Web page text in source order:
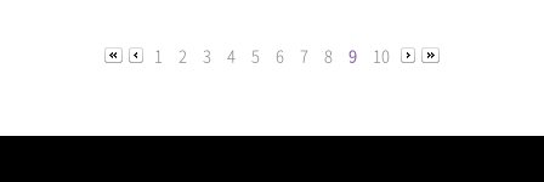
1 2 3 4 5 6 7 8 9 10